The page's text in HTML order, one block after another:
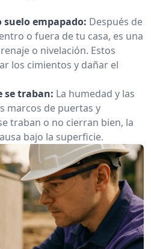
empapado: Después de
o fuera de tu casa, es una
o nivelación. Estos
los cimientos y dañar el
se traban: La humedad y las
marcos de puertas y
traban o no cierran bien, la
bajo la superficie.